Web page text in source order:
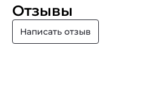
Отзывы
Написать отзыв